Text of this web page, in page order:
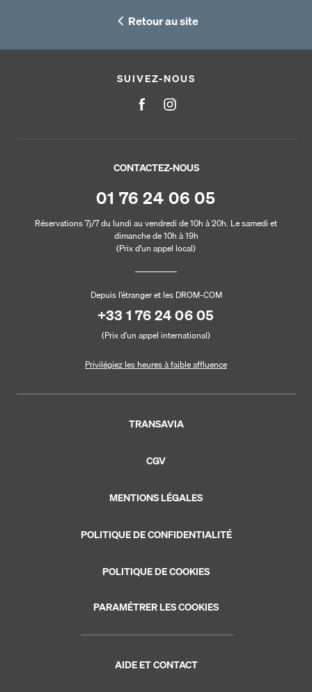
Retour au site
SUIVEZ-NOUS
CONTACTEZ-NOUS
01 76 24 06 05
Réservations 7j/7 du lundi au vendredi de 10h à 20h. Le samedi et
dimanche de 10h à 19h
(Prix d'un appel local)
Depuis l’étranger et les DROM-COM
+33 1 76 24 06 05
(Prix d’un appel international)
Privilégiez les heures à faible affluence
TRANSAVIA
CGV
MENTIONS LÉGALES
POLITIQUE DE CONFIDENTIALITÉ
POLITIQUE DE COOKIES
PARAMÉTRER LES COOKIES
AIDE ET CONTACT